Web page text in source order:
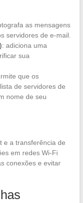
as mensagens
servidores de e-mail.
: adiciona uma
sua
que os
de servidores de
nome de seu
e a transferência de
em redes Wi-Fi
conexões e evitar